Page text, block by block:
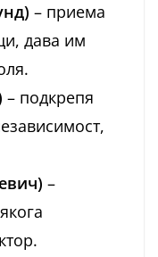
– приема
дава им
– подкрепя
–